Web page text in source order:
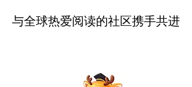
与全球热爱阅读的社区携手共进